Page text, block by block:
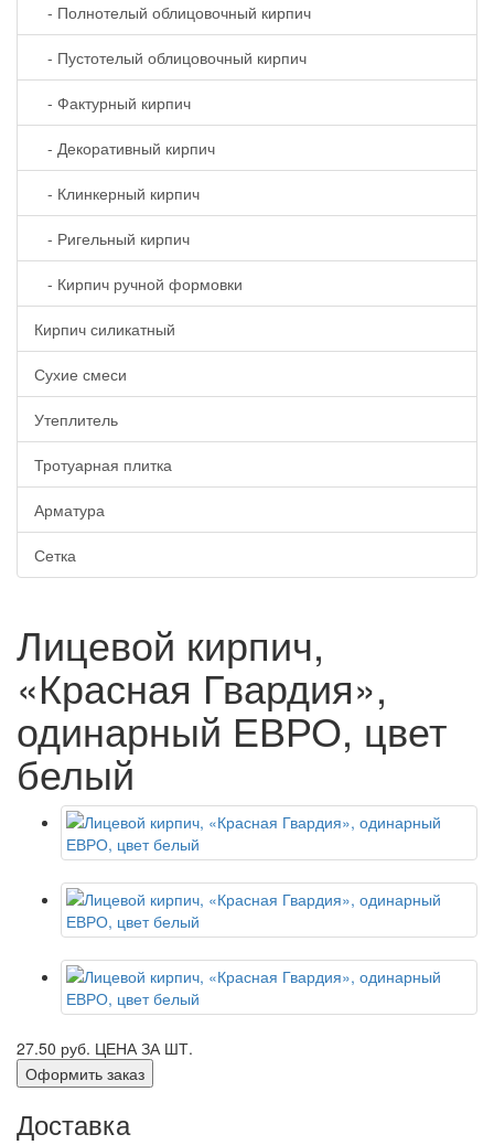
- Полнотелый облицовочный кирпич
- Пустотелый облицовочный кирпич
- Фактурный кирпич
- Декоративный кирпич
- Клинкерный кирпич
- Ригельный кирпич
- Кирпич ручной формовки
Кирпич силикатный
Сухие смеси
Утеплитель
Тротуарная плитка
Арматура
Сетка
Лицевой кирпич,
«Красная Гвардия»,
одинарный ЕВРО, цвет
белый
27.50 руб. ЦЕНА ЗА ШТ.
Оформить заказ
Доставка